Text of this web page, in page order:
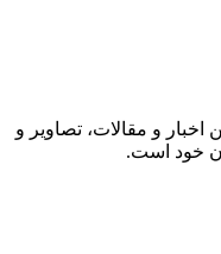
اخبار و مقالات، تصاویر و
خود است.